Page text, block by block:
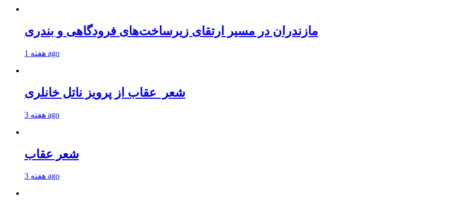
مازندران در مسیر ارتقای زیرساخت‌های فرودگاهی و بندری
1 هفته ago
شعر عقاب از پرویز ناتل خانلری
3 هفته ago
شعر عقاب
3 هفته ago